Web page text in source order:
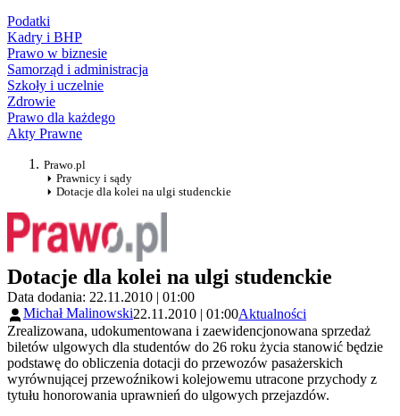
Podatki
Kadry i BHP
Prawo w biznesie
Samorząd i administracja
Szkoły i uczelnie
Zdrowie
Prawo dla każdego
Akty Prawne
Prawo.pl
Prawnicy i sądy
Dotacje dla kolei na ulgi studenckie
Dotacje dla kolei na ulgi studenckie
Data dodania: 22.11.2010 | 01:00
Michał Malinowski22.11.2010 | 01:00Aktualności
Zrealizowana, udokumentowana i zaewidencjonowana sprzedaż
biletów ulgowych dla studentów do 26 roku życia stanowić będzie
podstawę do obliczenia dotacji do przewozów pasażerskich
wyrównującej przewoźnikowi kolejowemu utracone przychody z
tytułu honorowania uprawnień do ulgowych przejazdów.